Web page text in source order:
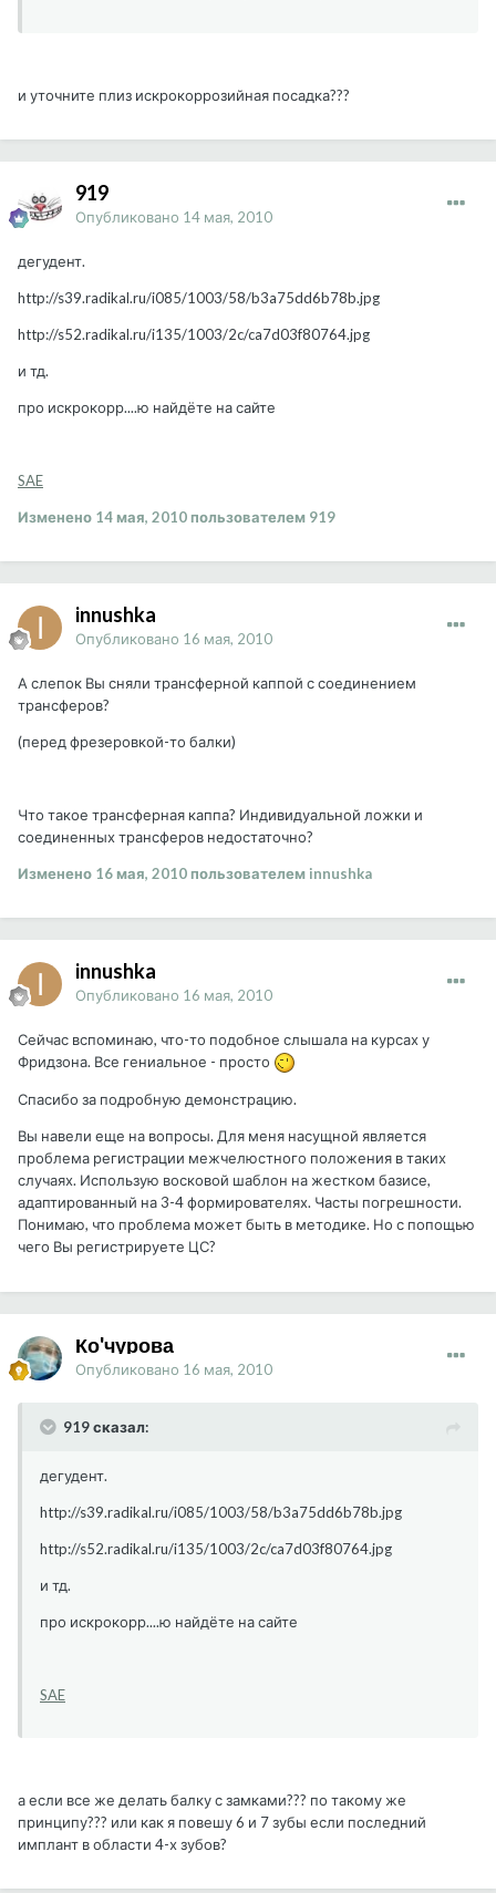
и уточните плиз искрокоррозийная посадка???
919
Опубликовано 14 мая, 2010
дегудент.
http://s39.radikal.ru/i085/1003/58/b3a75dd6b78b.jpg
http://s52.radikal.ru/i135/1003/2c/ca7d03f80764.jpg
и тд.
про искрокорр....ю найдёте на сайте
SAE
Изменено 14 мая, 2010пользователем 919
innushka
Опубликовано 16 мая, 2010
А слепок Вы сняли трансферной каппой с соединением
трансферов?
(перед фрезеровкой-то балки)
Что такое трансферная каппа? Индивидуальной ложки и
соединенных трансферов недостаточно?
Изменено 16 мая, 2010пользователем innushka
innushka
Опубликовано 16 мая, 2010
Сейчас вспоминаю, что-то подобное слышала на курсах у
Фридзона. Все гениальное - просто
Спасибо за подробную демонстрацию.
Вы навели еще на вопросы. Для меня насущной является
проблема регистрации межчелюстного положения в таких
случаях. Использую восковой шаблон на жестком базисе,
адаптированный на 3-4 формирователях. Часты погрешности.
Понимаю, что проблема может быть в методике. Но с попощью
чего Вы регистрируете ЦС?
Ко'чурова
Опубликовано 16 мая, 2010
919 сказал:
дегудент.
http://s39.radikal.ru/i085/1003/58/b3a75dd6b78b.jpg
http://s52.radikal.ru/i135/1003/2c/ca7d03f80764.jpg
и тд.
про искрокорр....ю найдёте на сайте
SAE
а если все же делать балку с замками??? по такому же
принципу??? или как я повешу 6 и 7 зубы если последний
имплант в области 4-х зубов?